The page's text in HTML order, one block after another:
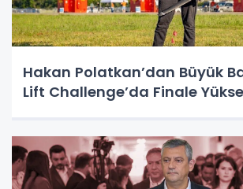
Hakan Polatkan’dan Büyük
Lift Challenge’da Finale